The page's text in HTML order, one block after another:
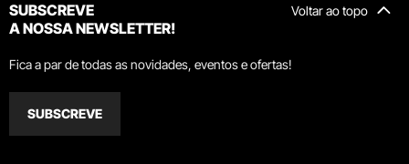
Voltar ao topo
SUBSCREVE
A NOSSA NEWSLETTER!
Fica a par de todas as novidades, eventos e ofertas!
SUBSCREVE